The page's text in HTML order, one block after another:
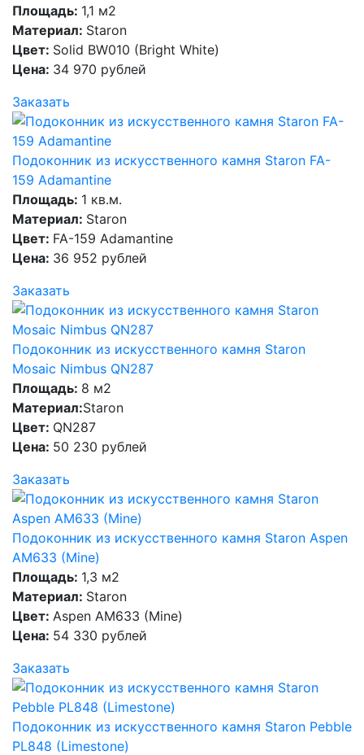
Площадь: 1,1 м2
Материал: Staron
Цвет: Solid BW010 (Bright White)
Цена: 34 970 рублей
Заказать
Подоконник из искусственного камня Staron FA-
159 Adamantine
Площадь: 1 кв.м.
Материал: Staron
Цвет: FA-159 Adamantine
Цена: 36 952 рублей
Заказать
Подоконник из искусственного камня Staron
Mosaic Nimbus QN287
Площадь: 8 м2
Материал:Staron
Цвет: QN287
Цена: 50 230 рублей
Заказать
Подоконник из искусственного камня Staron Aspen
AM633 (Mine)
Площадь: 1,3 м2
Материал: Staron
Цвет: Aspen AM633 (Mine)
Цена: 54 330 рублей
Заказать
Подоконник из искусственного камня Staron Pebble
PL848 (Limestone)